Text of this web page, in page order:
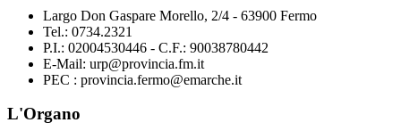
Largo Don Gaspare Morello, 2/4 - 63900 Fermo
Tel.: 0734.2321
P.I.: 02004530446 - C.F.: 90038780442
E-Mail: urp@provincia.fm.it
PEC : provincia.fermo@emarche.it
L'Organo